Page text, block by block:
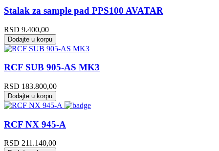
Stalak za sample pad PPS100 AVATAR
RSD 9.400,00
Dodajte u korpu
RCF SUB 905-AS MK3
RSD 183.800,00
Dodajte u korpu
RCF NX 945-A
RSD 211.140,00